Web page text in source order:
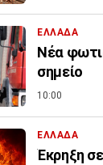
ΕΛΛΑΔΑ
Νέα
σημείο
10:00
ΕΛΛΑΔΑ
Έκρηξη